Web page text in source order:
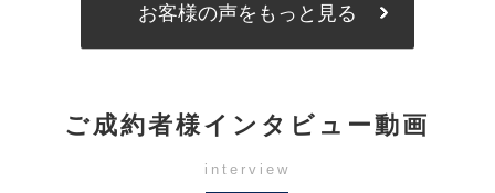
お客様の声をもっと見る
ご成約者様インタビュー動画
interview